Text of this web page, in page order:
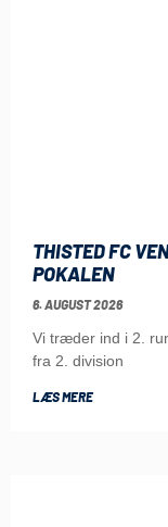
THISTED FC
POKALEN
6. AUGUST 2026
Vi træder ind i 2.
fra 2. division
LÆS MERE